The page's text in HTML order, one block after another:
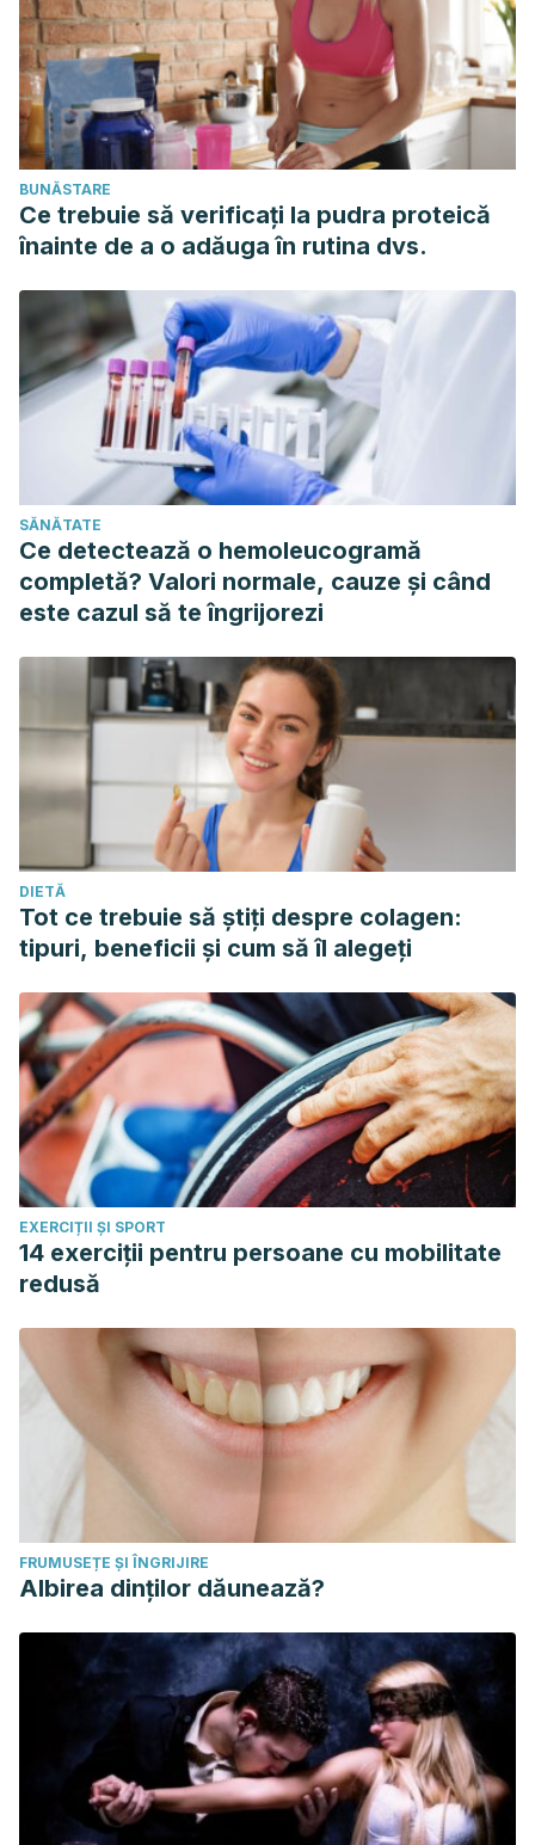
BUNĂSTARE
Ce trebuie să verificați la pudra proteică
înainte de a o adăuga în rutina dvs.
SĂNĂTATE
Ce detectează o hemoleucogramă
completă? Valori normale, cauze și când
este cazul să te îngrijorezi
DIETĂ
Tot ce trebuie să știți despre colagen:
tipuri, beneficii și cum să îl alegeți
EXERCIȚII ȘI SPORT
14 exerciții pentru persoane cu mobilitate
redusă
FRUMUSEȚE ȘI ÎNGRIJIRE
Albirea dinților dăunează?